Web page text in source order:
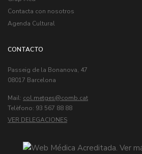
Contacta con nosotros
Agenda Cultural
CONTACTO
Passeig de la Bonanova, 47
08017 Barcelona
Mail: col.metges
Telèfono: 93 567 88 88
VER DELEGACIONES